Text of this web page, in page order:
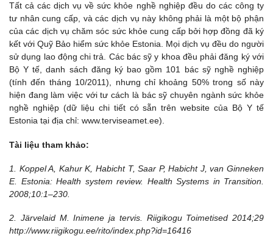
Tất cả các dịch vụ về sức khỏe nghề nghiệp đều do các công ty
tư nhân cung cấp, và các dịch vụ này không phải là một bộ phận
của các dịch vụ chăm sóc sức khỏe cung cấp bởi hợp đồng đã ký
kết với Quỹ Bảo hiểm sức khỏe Estonia. Mọi dịch vụ đều do người
sử dụng lao động chi trả. Các bác sỹ y khoa đều phải đăng ký với
Bộ Y tế, danh sách đăng ký bao gồm 101 bác sỹ nghề nghiệp
(tính đến tháng 10/2011), nhưng chỉ khoảng 50% trong số này
hiện đang làm việc với tư cách là bác sỹ chuyên ngành sức khỏe
nghề nghiệp (dữ liệu chi tiết có sẵn trên website của Bộ Y tế
Estonia tại địa chỉ: www.terviseamet.ee).
Tài liệu tham khảo:
1. Koppel A, Kahur K, Habicht T, Saar P, Habicht J, van Ginneken
E. Estonia: Health system review. Health Systems in Transition.
2008;10:1–230.
2. Järvelaid M. Inimene ja tervis. Riigikogu Toimetised 2014;29
http://www.riigikogu.ee/rito/index.php?id=16416